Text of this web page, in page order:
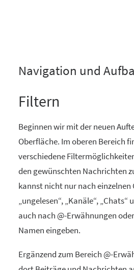
Navigation und
Filtern
Beginnen wir mit der neuen
Oberfläche. Im oberen Bereich
verschiedene
den gewünschten Nachrichten
kannst nicht nur nach einzelnen
„ungelesen“, „Kanäle“,
auch nach @-Erwähnungen
Namen eingeben.
Ergänzend zum Bereich @-